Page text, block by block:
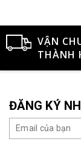
VẬN
THÀNH
ĐĂNG KÝ